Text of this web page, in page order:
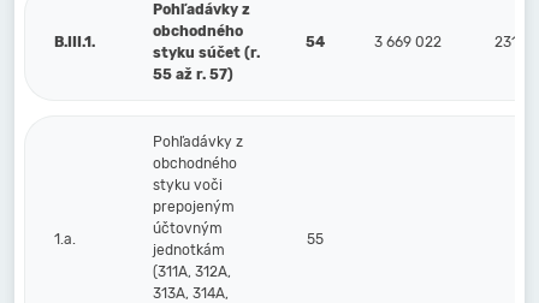
B.III.1.
Pohľadávky z
obchodného
styku súčet (r.
55 až r. 57)
54 3 669 022 231
1.a.
Pohľadávky z
obchodného
styku voči
prepojeným
účtovným
jednotkám
(311A, 312A,
313A, 314A,
55